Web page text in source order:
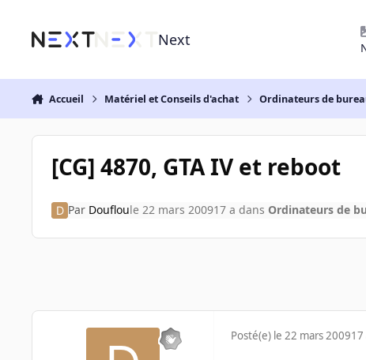
Next
Accueil Matériel et Conseils d'achat Ordinateurs de
[CG] 4870, GTA IV et reboot
Par Doufloule 22 mars 200917 a dans Ordinateurs de
Posté(e) le 22 mars 200917